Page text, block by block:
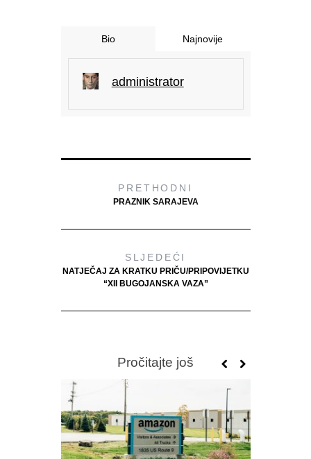
Bio Najnovije
administrator
PRETHODNI
PRAZNIK SARAJEVA
SLJEDEĆI
NATJEČAJ ZA KRATKU PRIČU/PRIPOVIJETKU
“XII BUGOJANSKA VAZA”
Pročitajte još